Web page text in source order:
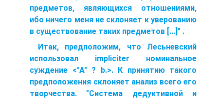
предметов, являющихся отношениями,
ибо ничего меня не склоняет к уверованию
в существование таких предметов [...]" .
Итак, предположим, что Лесьневский
использовал impliciter номинальное
суждение <"А" ? b.>. К принятию такого
предположения склоняет анализ всего его
творчества. "Система дедуктивной и